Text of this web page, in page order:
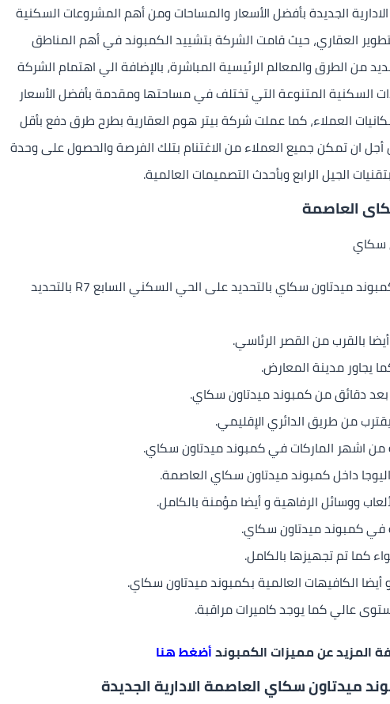
الجديدة بأفضل الأسعار والمساحات ومن أهم المشروعات السكنية
العقاري، حيث قامت الشركة بتشييد الكمبوند في أهم المناطق
من الطرق والمعالم الرئيسية المباشرة، بالإضافة الي اهتمام الشركة
السكنية المتنوعة التي تختلف في مساحتها ومقدمة بأفضل الأسعار
العملاء، كما عملت شركة بيتر هوم العقارية بطرح طرق دفع بأقل
ان تمكن جميع العملاء من الاغتنام بتلك الفرصة والحصول على وحدة
الجيل الرابع وبأحدث التصميمات العالمية.
العاصمة
موقع استراتيجي مميز حيث يقع كمبوند ميدتاون سكاي بالتحديد على الحي السكني السابع R7 بالتحديد
بالقرب من القصر الرئاسي.
يجاور مدينة المعارض.
من طريق الدائري الإقليمي.
داخل كمبوند ميدتاون سكاي العاصمة.
ووسائل الرفاهية و أيضا مؤمنة بالكامل.
كما تم تجهيزها بالكامل.
الكافيهات العالمية بكمبوند ميدتاون سكاي.
عالي كما يوجد كاميرات مراقبة.
المزيد عن مميزات الكمبوندأضغط هنا
ميدتاون سكاي العاصمة الادارية الجديدة